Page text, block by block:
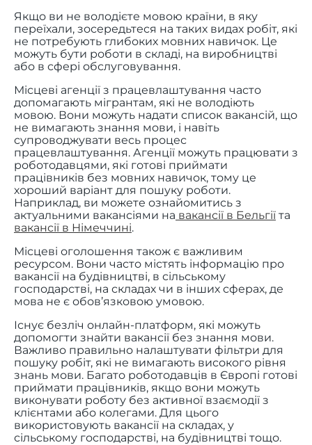
Якщо ви не володієте мовою країни, в яку
переїхали, зосередьтеся на таких видах робіт, які
не потребують глибоких мовних навичок. Це
можуть бути роботи в складі, на виробництві
або в сфері обслуговування.
Місцеві агенції з працевлаштування часто
допомагають мігрантам, які не володіють
мовою. Вони можуть надати список вакансій, що
не вимагають знання мови, і навіть
супроводжувати весь процес
працевлаштування. Агенції можуть працювати з
роботодавцями, які готові приймати
працівників без мовних навичок, тому це
хороший варіант для пошуку роботи.
Наприклад, ви можете ознайомитись з
актуальними вакансіями на вакансії в Бельгії та
вакансії в Німеччині.
Місцеві оголошення також є важливим
ресурсом. Вони часто містять інформацію про
вакансії на будівництві, в сільському
господарстві, на складах чи в інших сферах, де
мова не є обов’язковою умовою.
Існує безліч онлайн-платформ, які можуть
допомогти знайти вакансії без знання мови.
Важливо правильно налаштувати фільтри для
пошуку робіт, які не вимагають високого рівня
знань мови. Багато роботодавців в Європі готові
приймати працівників, якщо вони можуть
виконувати роботу без активної взаємодії з
клієнтами або колегами. Для цього
використовують вакансії на складах, у
сільському господарстві, на будівництві тощо.